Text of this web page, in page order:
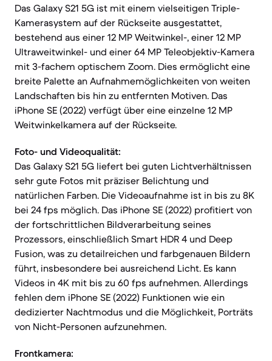
Das Galaxy S21 5G ist mit einem vielseitigen Triple-
Kamerasystem auf der Rückseite ausgestattet,
bestehend aus einer 12 MP Weitwinkel-, einer 12 MP
Ultraweitwinkel- und einer 64 MP Teleobjektiv-Kamera
mit 3-fachem optischem Zoom. Dies ermöglicht eine
breite Palette an Aufnahmemöglichkeiten von weiten
Landschaften bis hin zu entfernten Motiven. Das
iPhone SE (2022) verfügt über eine einzelne 12 MP
Weitwinkelkamera auf der Rückseite.
Foto- und Videoqualität:
Das Galaxy S21 5G liefert bei guten Lichtverhältnissen
sehr gute Fotos mit präziser Belichtung und
natürlichen Farben. Die Videoaufnahme ist in bis zu 8K
bei 24 fps möglich. Das iPhone SE (2022) profitiert von
der fortschrittlichen Bildverarbeitung seines
Prozessors, einschließlich Smart HDR 4 und Deep
Fusion, was zu detailreichen und farbgenauen Bildern
führt, insbesondere bei ausreichend Licht. Es kann
Videos in 4K mit bis zu 60 fps aufnehmen. Allerdings
fehlen dem iPhone SE (2022) Funktionen wie ein
dedizierter Nachtmodus und die Möglichkeit, Porträts
von Nicht-Personen aufzunehmen.
Frontkamera: